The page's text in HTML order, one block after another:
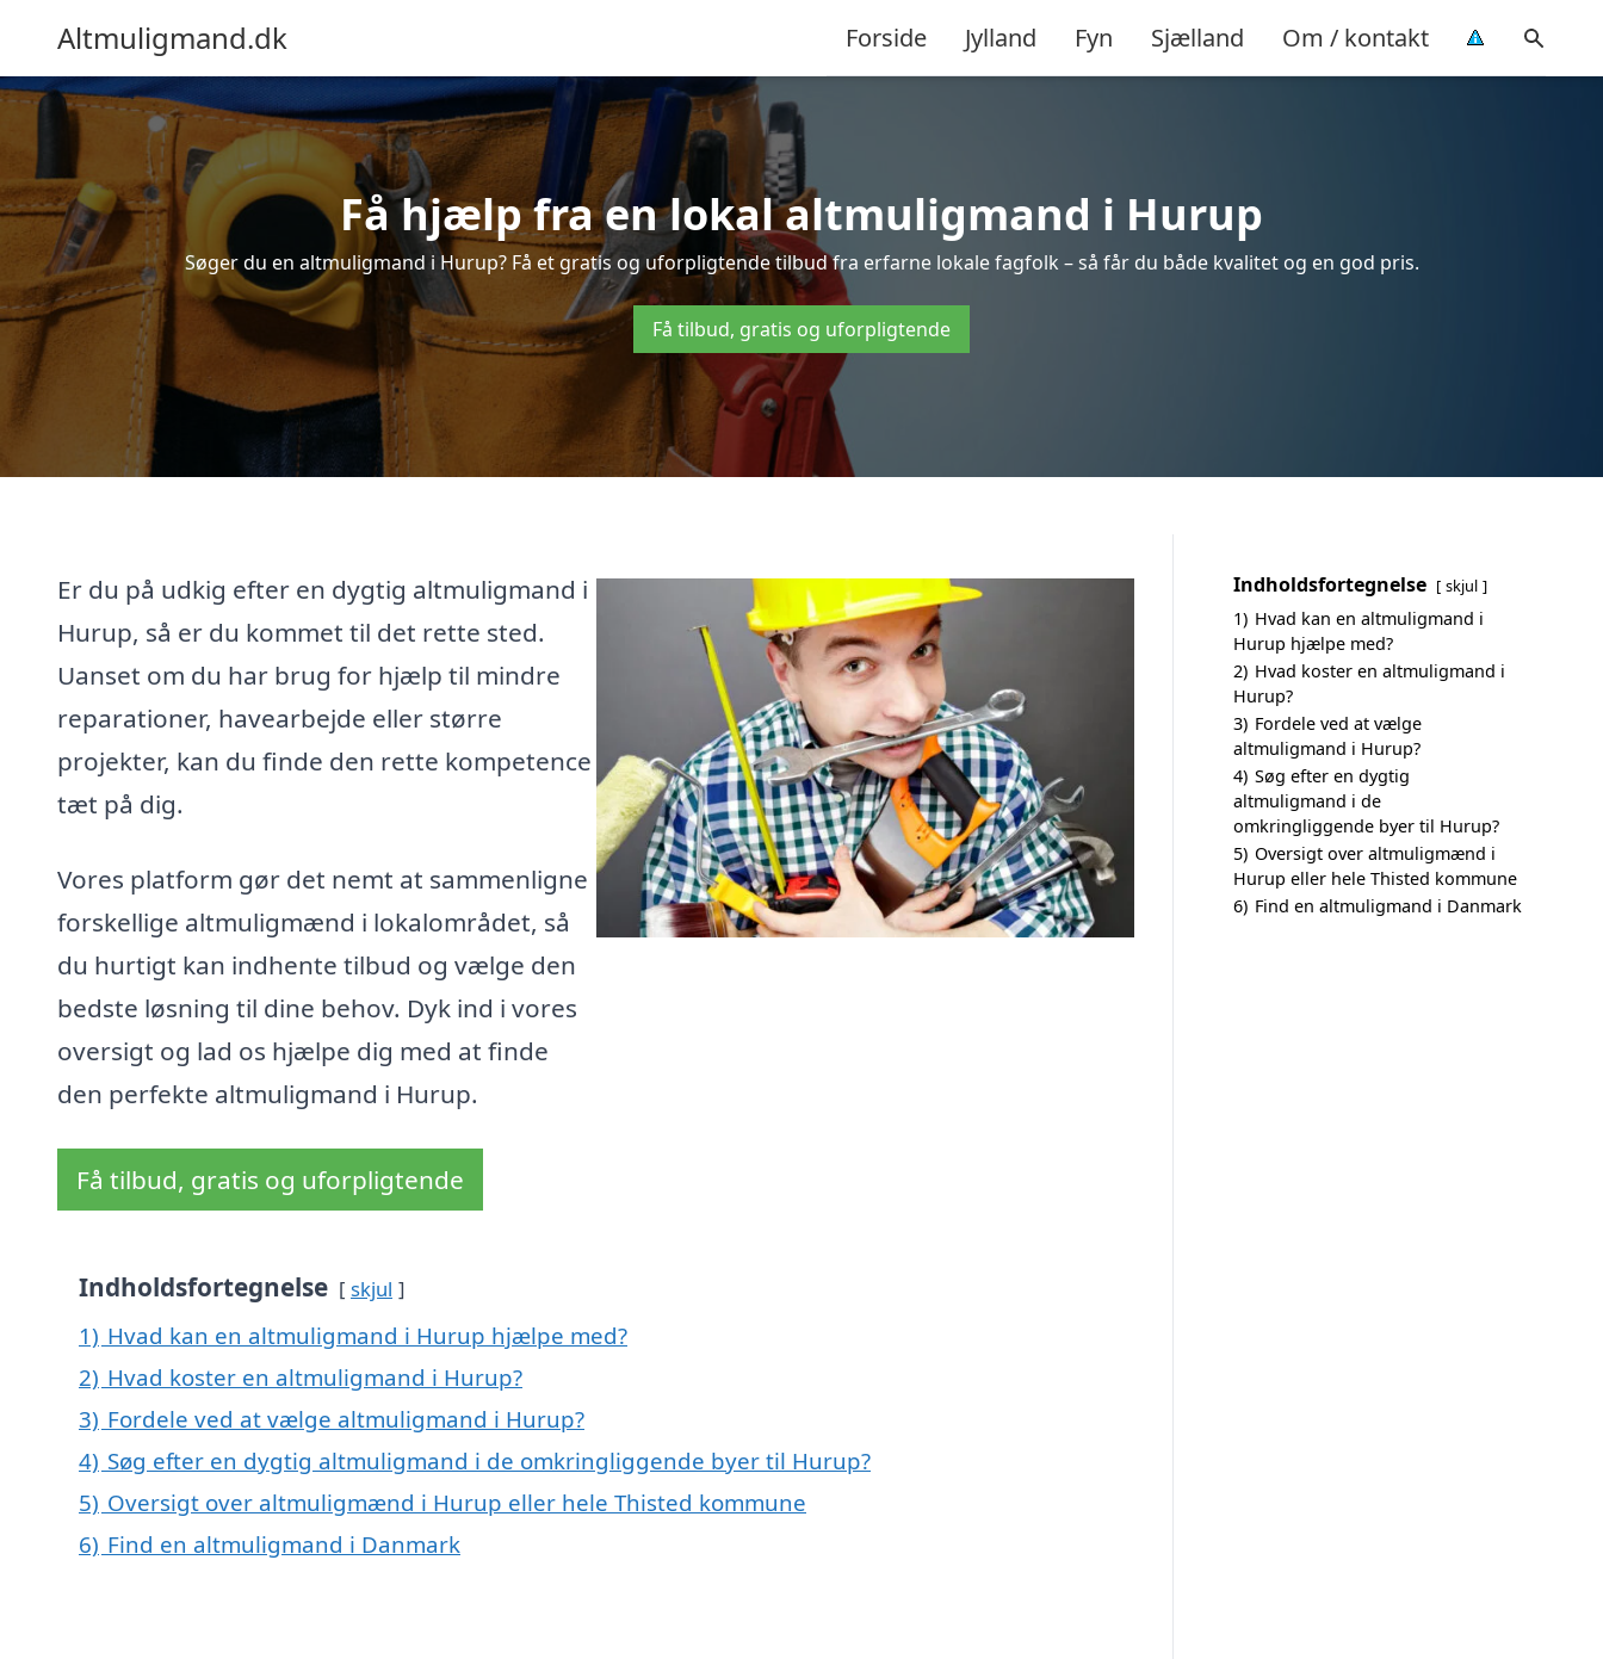
Altmuligmand.dk Forside Jylland Fyn Sjælland Om / kontakt
Få hjælp fra en lokal altmuligmand i Hurup
Søger du en altmuligmand i Hurup? Få et gratis og uforpligtende tilbud fra erfarne lokale fagfolk – så får du både kvalitet og en god pris.
Få tilbud, gratis og uforpligtende
Er du på udkig efter en dygtig altmuligmand i
Hurup, så er du kommet til det rette sted.
Uanset om du har brug for hjælp til mindre
reparationer, havearbejde eller større
projekter, kan du finde den rette kompetence
tæt på dig.
Vores platform gør det nemt at sammenligne
forskellige altmuligmænd i lokalområdet, så
du hurtigt kan indhente tilbud og vælge den
bedste løsning til dine behov. Dyk ind i vores
oversigt og lad os hjælpe dig med at finde
den perfekte altmuligmand i Hurup.
Få tilbud, gratis og uforpligtende
Indholdsfortegnelse skjul
1) Hvad kan en altmuligmand i Hurup hjælpe med?
2) Hvad koster en altmuligmand i Hurup?
3) Fordele ved at vælge altmuligmand i Hurup?
4) Søg efter en dygtig altmuligmand i de omkringliggende byer til Hurup?
5) Oversigt over altmuligmænd i Hurup eller hele Thisted kommune
6) Find en altmuligmand i Danmark
Indholdsfortegnelse skjul
1) Hvad kan en altmuligmand i
Hurup hjælpe med?
2) Hvad koster en altmuligmand i
Hurup?
3) Fordele ved at vælge
altmuligmand i Hurup?
4) Søg efter en dygtig
altmuligmand i de
omkringliggende byer til Hurup?
5) Oversigt over altmuligmænd i
Hurup eller hele Thisted kommune
6) Find en altmuligmand i Danmark